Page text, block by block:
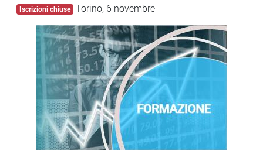
Iscrizioni chiuse Torino, 6 novembre